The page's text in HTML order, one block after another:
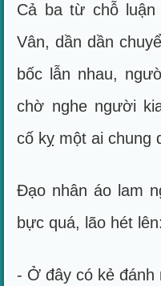
Cả ba từ chỗ
Vân, dần dần
bốc lẫn nhau,
chờ nghe người
cố kỵ một ai chung
Đạo nhân áo lam
bực quá, lão hét lên:
- Ở đây có kẻ đánh